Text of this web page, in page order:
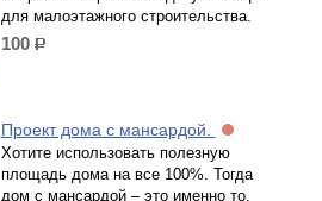
для малоэтажного строительства.
100 р.
Проект дома с мансардой.
Хотите использовать полезную
площадь дома на все 100%. Тогда
дом с мансардой – это именно то,